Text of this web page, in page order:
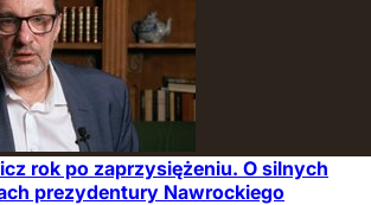
rok po zaprzysiężeniu. O silnych
prezydentury Nawrockiego